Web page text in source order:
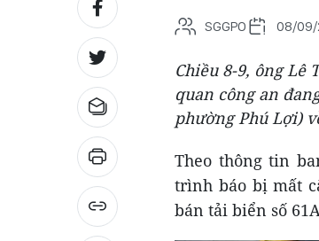
SGGPO 08/09/
Chiều 8-9, ông Lê
quan công an
phường Phú Lợi)
Theo thông tin
trình báo bị mất
bán tải biển số